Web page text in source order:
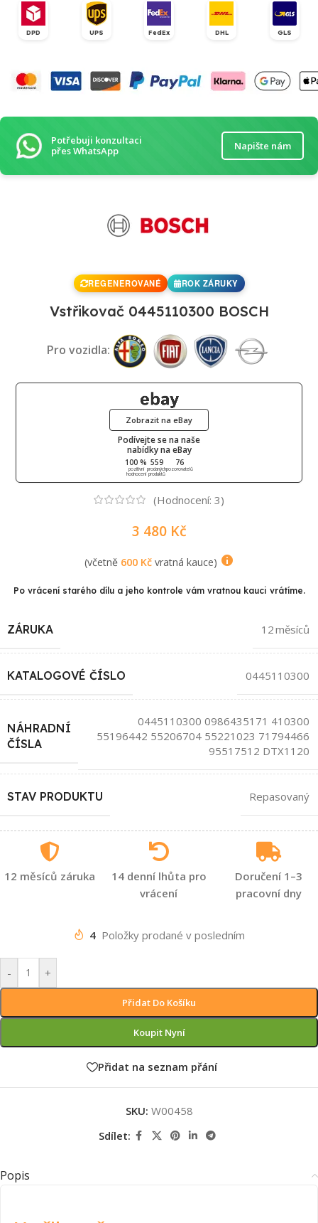
DPD UPS FedEx DHL GLS
Potřebuji konzultaci
přes WhatsApp
Napište nám
REGENEROVANÉ ROK ZÁRUKY
Vstřikovač 0445110300 BOSCH
Pro vozidla:
Podívejte se na naše
nabídky na eBay
100 %
pozitivní
hodnocení
559
prodaných
produktů
76
pozorovatelů
Zobrazit na eBay
(Hodnocení: 3)
3 480 Kč
(včetně 600 Kčvratná kauce)
Po vrácení starého dílu a jeho kontrole vám vratnou kauci vrátíme.
ZÁRUKA 12 měsíců
KATALOGOVÉ ČÍSLO 0445110300
NÁHRADNÍ
ČÍSLA
0445110300 0986435171 410300
55196442 55206704 55221023 71794466
95517512 DTX1120
STAV PRODUKTU Repasovaný
12 měsíců záruka
14 denní lhůta pro
vrácení
Doručení 1–3
pracovní dny
4 Položky prodané v posledním
- +
Přidat Do Košíku
Koupit Nyní
Přidat na seznam přání
SKU: W00458
Sdílet:
Popis